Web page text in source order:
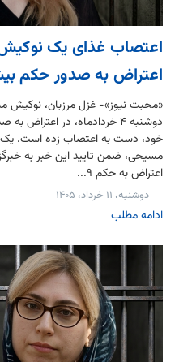
اعتصاب غذای یک
اعتراض به صدور حکم بیش از ۹
«محبت نیوز»- غزل مرزبان، نوکیش
خود، دست به اعتصاب زده است.
مسیحی، ضمن تایید این خبر به
اعتراض به حکم ۹...
دوشنبه، ۱۱ خرداد، ۱۴۰۵
ادامه مطلب